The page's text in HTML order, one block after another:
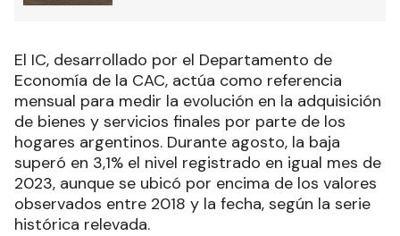
El IC, desarrollado por el Departamento de
Economía de la CAC, actúa como referencia
mensual para medir la evolución en la adquisición
de bienes y servicios finales por parte de los
hogares argentinos. Durante agosto, la baja
superó en 3,1% el nivel registrado en igual mes de
2023, aunque se ubicó por encima de los valores
observados entre 2018 y la fecha, según la serie
histórica relevada.